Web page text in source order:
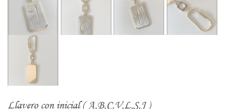
Llavero con inicial ( A,B,C,V,L,S,J )